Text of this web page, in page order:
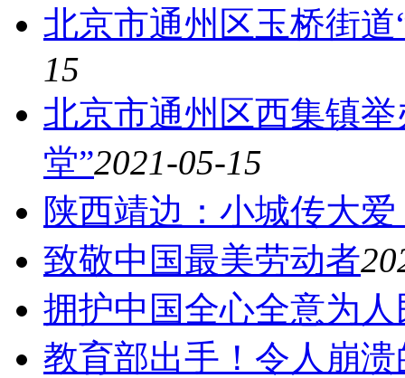
北京市通州区玉桥街
15
北京市通州区西集镇
堂”2021-05-15
陕西靖边：小城传大
致敬中国最美劳动者
拥护中国全心全意为
教育部出手！令人崩